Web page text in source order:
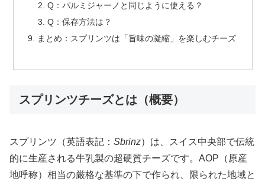
Q：パルミジャーノと同じように使える？
Q：保存方法は？
まとめ：スプリンツは「旨味の凝縮」を楽しむチーズ
スプリンツチーズとは（概要）
スプリンツ（英語表記： Sbrinz）は、スイス中央部で伝統
的に生産される牛乳製の超硬質チーズです。AOP（原産
地呼称）相当の厳格な基準の下で作られ、限られた地域と